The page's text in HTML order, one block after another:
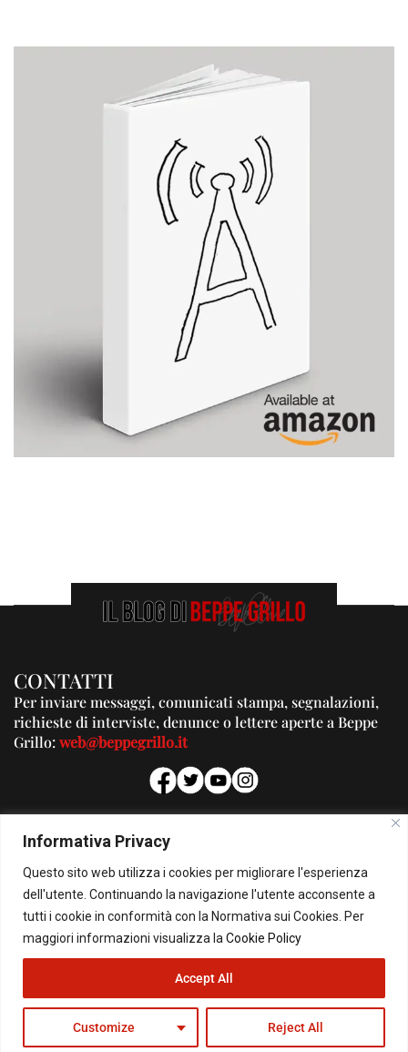
Informativa Privacy
Questo sito web utilizza i cookies per migliorare l'esperienza
dell'utente. Continuando la navigazione l'utente acconsente a
tutti i cookie in conformità con la Normativa sui Cookies. Per
maggiori informazioni visualizza la Cookie Policy
Customize Reject All
Accept All
CONTATTI
Per inviare messaggi, comunicati stampa, segnalazioni,
richieste di interviste, denunce o lettere aperte a Beppe
Grillo:web@beppegrillo.it
PUBBLICITA'
Per la tua pubblicità su questo Blog:
pubblicita@beppegrillo.it
© Copyright 2026 - Il Blog di Beppe Grillo. All Rights Reserved - Powered by
happygrafic.com